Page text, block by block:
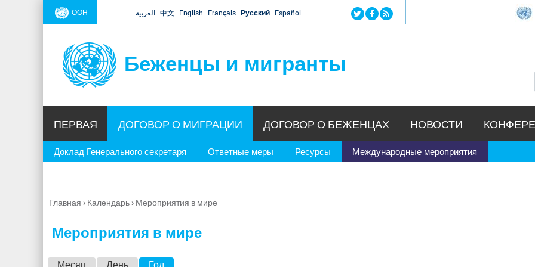
Jump to navigation
ООН العربية 中文 English Français Русский Español
Беженцы и мигранты
ПЕРВАЯ ДОГОВОР О МИГРАЦИИ
Доклад Генерального секретаря Ответные меры Ресурсы Международные мероприятия
ДОГОВОР О БЕЖЕНЦАХ НОВОСТИ
Вы
Главная › Календарь› Мероприятия в мире
Мероприятия в мире